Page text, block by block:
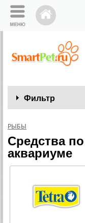
Фильтр
РЫБЫ
Средства
аквариуме